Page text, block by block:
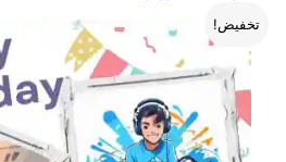
تخفيض!